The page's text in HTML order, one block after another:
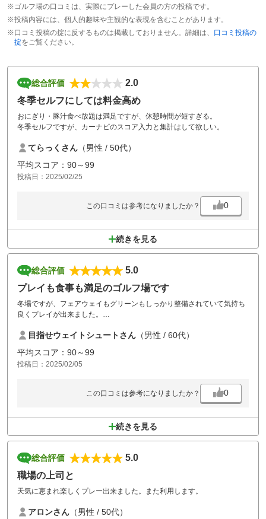
※ゴルフ場の口コミは、実際にプレーした会員の方の投稿です。
※投稿内容には、個人的趣味や主観的な表現を含むことがあります。
※口コミ投稿の掟に反するものは掲載しておりません。詳細は、 口コミ投稿の
掟をご覧ください。
総合評価
2.0
冬季セルフにしては料金高め
おにぎり・豚汁食べ放題は満足ですが、休憩時間が短すぎる。
冬季セルフですが、カーナビのスコア入力と集計はして欲しい。
てらっくさん （男性 / 50代）
平均スコア：90～99
投稿日：2025/02/25
この口コミは参考になりましたか？ 0
続きを見る
総合評価
5.0
プレイも食事も満足のゴルフ場です
冬場ですが、フェアウェイもグリーンもしっかり整備されていて気持ち
良くプレイが出来ました。
ハーフターンの時の食事はおにぎりと豚汁の軽食ですが、美味しい、あ
ったかい、お替り有りで大満足でした。
スタッフの方々にも良くしてもらい楽しいゴルフが出来ました。
目指せウェイトシュートさん （男性 / 60代）
平均スコア：90～99
投稿日：2025/02/05
この口コミは参考になりましたか？ 0
続きを見る
総合評価
5.0
職場の上司と
天気に恵まれ楽しくプレー出来ました。また利用します。
アロンさん （男性 / 50代）